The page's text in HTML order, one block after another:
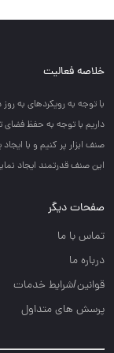
خلاصه فعالیت
با توجه به رويكردهاي به
داريم با توجه به حفظ فضاي
صنف ابزار پر كنيم و با
اين صنف قدرتمند ايجاد نماييم. کد
صفحات دیگر
تماس با ما
درباره ما
قوانین/شرایط خدمات
پرسش های متداول